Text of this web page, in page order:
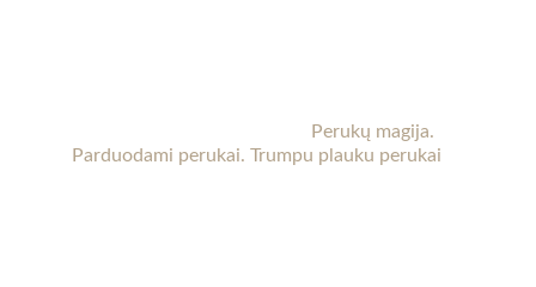
Perukų magija.
Parduodami perukai. Trumpu plauku perukai